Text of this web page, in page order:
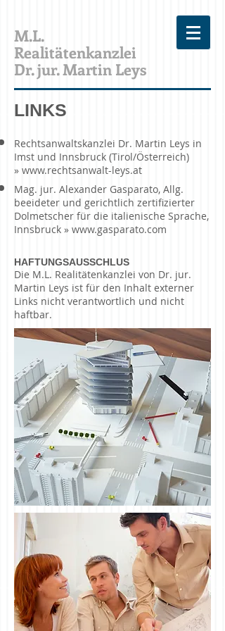
M.L.
Realitätenkanzlei
Dr. jur. Martin Leys
LINKS
Rechtsanwaltskanzlei Dr. Martin Leys in
Imst und Innsbruck (Tirol/Österreich)
» www.rechtsanwalt-leys.at
Mag. jur. Alexander Gasparato, Allg.
beeideter und gerichtlich zertifizierter
Dolmetscher für die italienische Sprache,
Innsbruck » www.gasparato.com
HAFTUNGSAUSSCHLUS
Die M.L. Realitätenkanzlei von Dr. jur.
Martin Leys ist für den Inhalt externer
Links nicht verantwortlich und nicht
haftbar.